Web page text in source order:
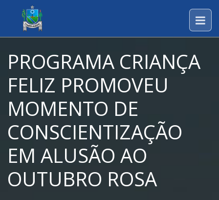
PROGRAMA CRIANÇA
FELIZ PROMOVEU
MOMENTO DE
CONSCIENTIZAÇÃO
EM ALUSÃO AO
OUTUBRO ROSA